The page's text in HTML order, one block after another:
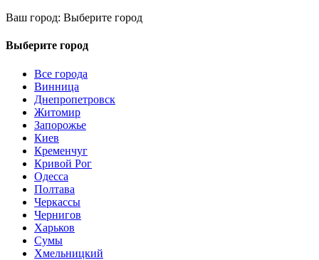
Ваш город: Выберите город
Выберите город
Все города
Винница
Днепропетровск
Житомир
Запорожье
Киев
Кременчуг
Кривой Рог
Одесса
Полтава
Черкассы
Чернигов
Харьков
Сумы
Хмельницкий